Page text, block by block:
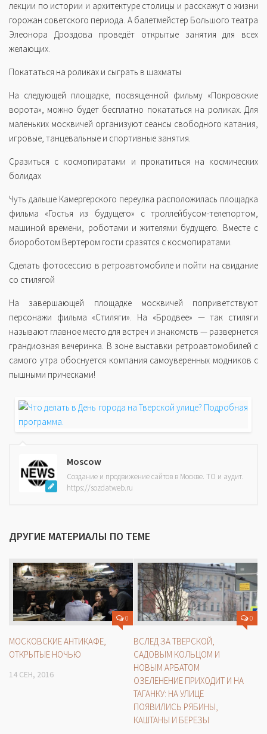
лекции по истории и архитектуре столицы и расскажут о жизни
горожан советского периода. А балетмейстер Большого театра
Элеонора Дроздова проведёт открытые занятия для всех
желающих.
Покататься на роликах и сыграть в шахматы
На следующей площадке, посвященной фильму «Покровские
ворота», можно будет бесплатно покататься на роликах. Для
маленьких москвичей организуют сеансы свободного катания,
игровые, танцевальные и спортивные занятия.
Сразиться с космопиратами и прокатиться на космических
болидах
Чуть дальше Камергерского переулка расположилась площадка
фильма «Гостья из будущего» с троллейбусом-телепортом,
машиной времени, роботами и жителями будущего. Вместе с
биороботом Вертером гости сразятся с космопиратами.
Сделать фотосессию в ретроавтомобиле и пойти на свидание
со стилягой
На завершающей площадке москвичей поприветствуют
персонажи фильма «Стиляги». На «Бродвее» — так стиляги
называют главное место для встреч и знакомств — развернется
грандиозная вечеринка. В зоне выставки ретроавтомобилей с
самого утра обоснуется компания самоуверенных модников с
пышными прическами!
Moscow
Создание и продвижение сайтов в Москве. ТО и аудит.
https://sozdatweb.ru
ДРУГИЕ МАТЕРИАЛЫ ПО ТЕМЕ
0
МОСКОВСКИЕ АНТИКАФЕ,
ОТКРЫТЫЕ НОЧЬЮ
14 СЕН, 2016
0
ВСЛЕД ЗА ТВЕРСКОЙ,
САДОВЫМ КОЛЬЦОМ И
НОВЫМ АРБАТОМ
ОЗЕЛЕНЕНИЕ ПРИХОДИТ И НА
ТАГАНКУ: НА УЛИЦЕ
ПОЯВИЛИСЬ РЯБИНЫ,
КАШТАНЫ И БЕРЕЗЫ